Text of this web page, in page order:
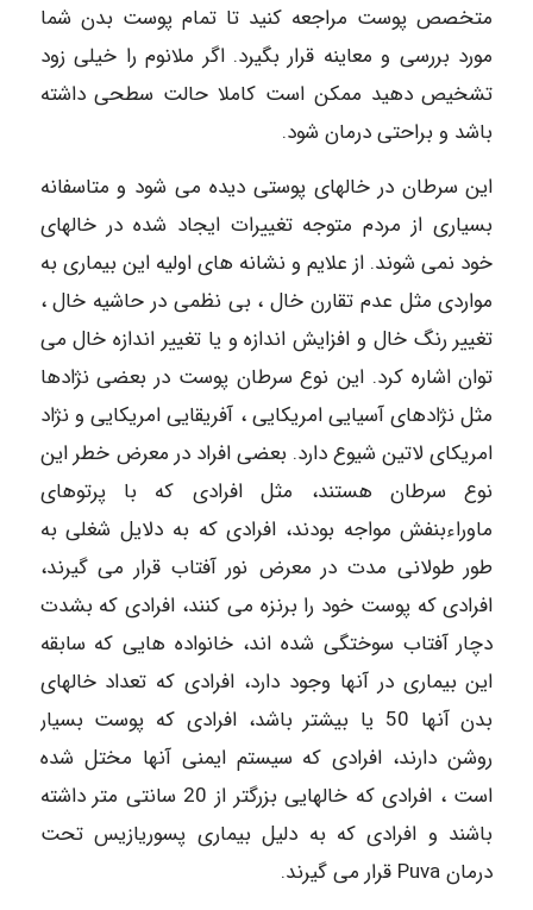
متخصص پوست مراجعه کنید تا تمام پوست بدن شما
مورد بررسی و معاینه قرار بگیرد. اگر ملانوم را خیلی زود
تشخیص دهید ممکن است کاملا حالت سطحی داشته
باشد و براحتی درمان شود.
این سرطان در خالهای پوستی دیده می شود و متاسفانه
بسیاری از مردم متوجه تغییرات ایجاد شده در خالهای
خود نمی شوند. از علایم و نشانه های اولیه این بیماری به
مواردی مثل عدم تقارن خال ، بی نظمی در حاشیه خال ،
تغییر رنگ خال و افزایش اندازه و یا تغییر اندازه خال می
توان اشاره کرد. این نوع سرطان پوست در بعضی نژادها
مثل نژادهای آسیایی امریکایی ، آفریقایی امریکایی و نژاد
امریکای لاتین شیوع دارد. بعضی افراد در معرض خطر این
نوع سرطان هستند، مثل افرادی که با پرتوهای
ماوراءبنفش مواجه بودند، افرادی که به دلایل شغلی به
طور طولانی مدت در معرض نور آفتاب قرار می گیرند،
افرادی که پوست خود را برنزه می کنند، افرادی که بشدت
دچار آفتاب سوختگی شده اند، خانواده هایی که سابقه
این بیماری در آنها وجود دارد، افرادی که تعداد خالهای
بدن آنها 50 یا بیشتر باشد، افرادی که پوست بسیار
روشن دارند، افرادی که سیستم ایمنی آنها مختل شده
است ، افرادی که خالهایی بزرگتر از 20 سانتی متر داشته
باشند و افرادی که به دلیل بیماری پسوریازیس تحت
درمان Puva قرار می گیرند.